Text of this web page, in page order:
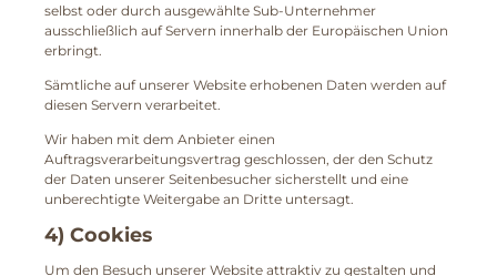
selbst oder durch ausgewählte Sub-Unternehmer
ausschließlich auf Servern innerhalb der Europäischen Union
erbringt.
Sämtliche auf unserer Website erhobenen Daten werden auf
diesen Servern verarbeitet.
Wir haben mit dem Anbieter einen
Auftragsverarbeitungsvertrag geschlossen, der den Schutz
der Daten unserer Seitenbesucher sicherstellt und eine
unberechtigte Weitergabe an Dritte untersagt.
4) Cookies
Um den Besuch unserer Website attraktiv zu gestalten und